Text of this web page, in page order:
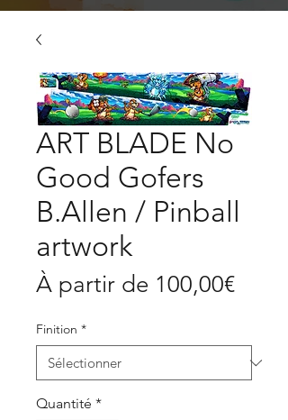
ART BLADE No
Good Gofers
B.Allen / Pinball
artwork
À partir de 100,00€Prix
Finition *
Quantité *